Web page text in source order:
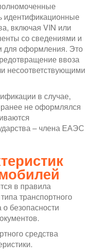
идентификационные
включая VIN или
со сведениями и
для оформления. Это
ввоза
несоответствующими
в случае,
не оформлялся
– члена ЕАЭС
в правила
транспортного
безопасности
средства